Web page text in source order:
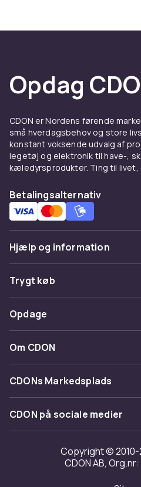
Opdag
CDON er Nordens førende
små hverdagsbehov og store
konstant voksende udvalg af
legetøj og elektronik til have-,
kæledyrsprodukter. Ting til livet,
Betalingsalternativ
Hjælp og information
Ofte stillede spørgsmål
Spor pakke
Fortryd & returner her
Kontakt os
Trygt køb
Betaling
Levering
Tilbagekaldelser
Opdage
Kategorier
Maerke
Om CDON
Om os
Kundeanmeldelser
Arbejd på CDON
Investor relations
Tilgængelighed
CDONs Markedsplads
Merchant Help Center
CDON på sociale medier
Copyright © 2010-
CDON AB,